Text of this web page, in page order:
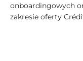
onboardingowych
zakresie oferty